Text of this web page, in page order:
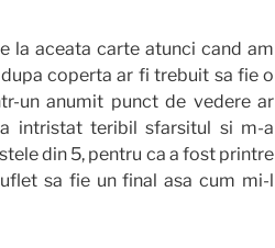
la aceata carte atunci cand am
coperta ar fi trebuit sa fie o
un anumit punct de vedere ar
intristat teribil sfarsitul si m-a
din 5, pentru ca a fost printre
sa fie un final asa cum mi-l